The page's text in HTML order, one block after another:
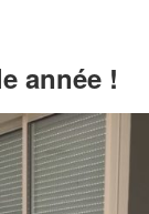
année !